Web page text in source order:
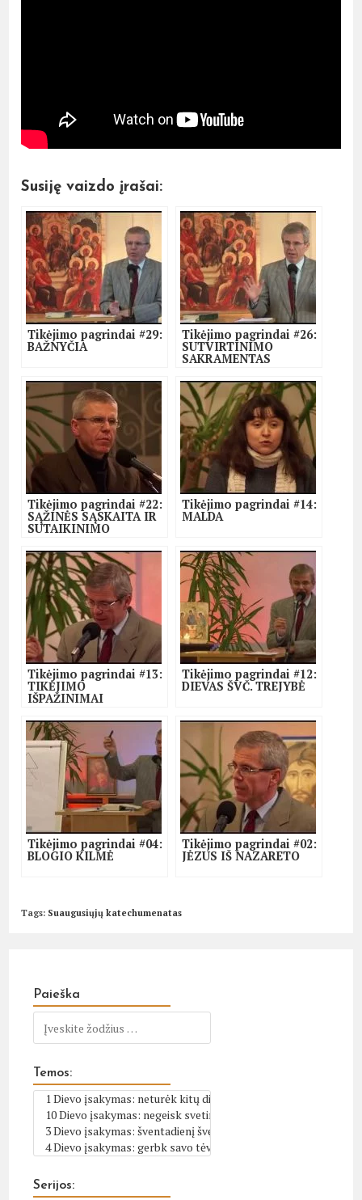
Susiję vaizdo įrašai:
Tikėjimo pagrindai #29:
BAŽNYČIA
Tikėjimo pagrindai #26:
SUTVIRTINIMO
SAKRAMENTAS
Tikėjimo pagrindai #22:
SĄŽINĖS SĄSKAITA IR
SUTAIKINIMO
Tikėjimo pagrindai #14:
MALDA
Tikėjimo pagrindai #13:
TIKĖJIMO
IŠPAŽINIMAI
Tikėjimo pagrindai #12:
DIEVAS ŠVČ. TREJYBĖ
Tikėjimo pagrindai #04:
BLOGIO KILMĖ
Tikėjimo pagrindai #02:
JĖZUS IŠ NAZARETO
Tags: Suaugusiųjų katechumenatas
Paieška
Temos:
Serijos: